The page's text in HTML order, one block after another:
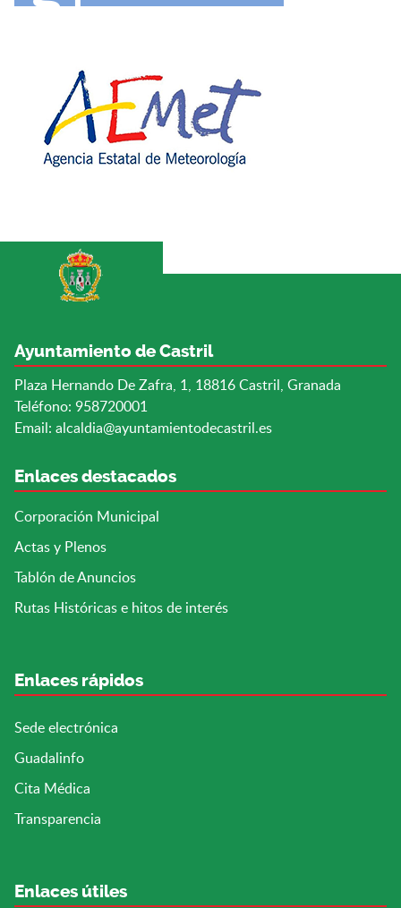
Ayuntamiento de Castril
Plaza Hernando De Zafra, 1, 18816 Castril, Granada
Teléfono: 958720001
Email: alcaldia@ayuntamientodecastril.es
Enlaces destacados
Corporación Municipal
Actas y Plenos
Tablón de Anuncios
Rutas Históricas e hitos de interés
Enlaces rápidos
Sede electrónica
Guadalinfo
Cita Médica
Transparencia
Enlaces útiles